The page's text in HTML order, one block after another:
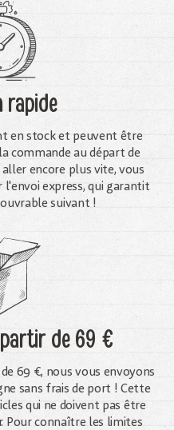
rapide
en stock et peuvent être
commande au départ de
encore plus vite, vous
express, qui garantit
suivant !
de 69 €
69 €, nous vous envoyons
sans frais de port ! Cette
qui ne doivent pas être
Pour connaître les limites